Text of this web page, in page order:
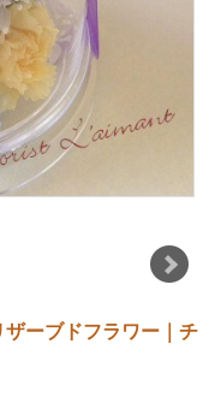
ザーブドフラワー｜チ